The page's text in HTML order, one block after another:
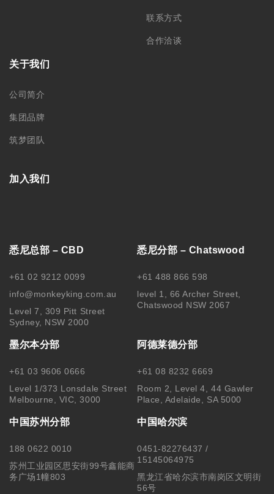
联系方式
合作洽谈
关于我们
公司简介
集团品牌
筑梦团队
加入我们
悉尼总部 – CBD
+61 02 9212 0099
info@monkeyking.com.au
Level 7, 309 Pitt Street
Sydney, NSW 2000
悉尼分部 – Chatswood
+61 488 866 598
level 1, 66 Archer Street,
Chatswood NSW 2067
墨尔本分部
+61 03 9606 0666
Level 1/373 Lonsdale Street
Melbourne, VIC, 3000
阿德莱德分部
+61 08 8232 6669
Room 2, Level 4, 44 Gawler
Place, Adelaide, SA 5000
中国苏州分部
188 0622 0010
苏州工业园区思安街99号鑫能商
务广场1幢803
中国哈尔滨
0451-82276437 /
15145064975
黑龙江省哈尔滨市南岗区文明街
56号